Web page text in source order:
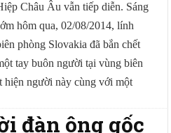
Châu Âu vẫn tiếp diễn. Sáng
hôm qua, 02/08/2014, lính
phòng Slovakia đã bắn chết
tay buôn người tại vùng biên
hiện người này cùng với một
đàn ông gốc